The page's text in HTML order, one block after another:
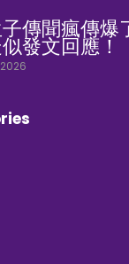
傳聞瘋傳爆
發文回應！